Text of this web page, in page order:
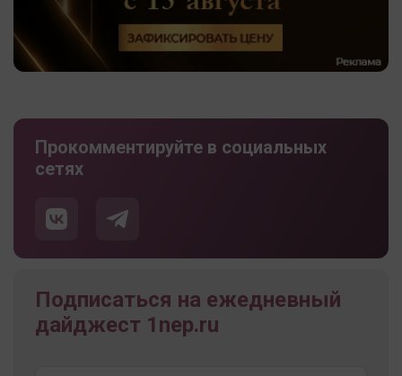
Прокомментируйте в социальных
сетях
Подписаться на ежедневный
дайджест 1nep.ru